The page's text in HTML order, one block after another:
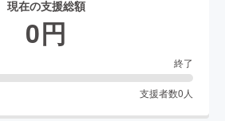
現在の支援総額
0円
終了
支援者数0 人